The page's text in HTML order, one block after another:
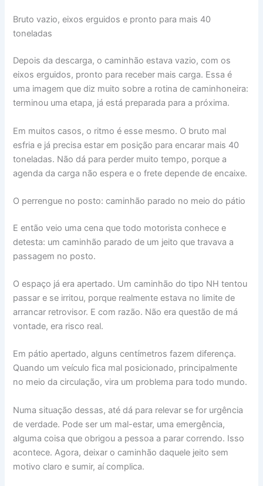
Bruto vazio, eixos erguidos e pronto para mais 40
toneladas
Depois da descarga, o caminhão estava vazio, com os
eixos erguidos, pronto para receber mais carga. Essa é
uma imagem que diz muito sobre a rotina de caminhoneira:
terminou uma etapa, já está preparada para a próxima.
Em muitos casos, o ritmo é esse mesmo. O bruto mal
esfria e já precisa estar em posição para encarar mais 40
toneladas. Não dá para perder muito tempo, porque a
agenda da carga não espera e o frete depende de encaixe.
O perrengue no posto: caminhão parado no meio do pátio
E então veio uma cena que todo motorista conhece e
detesta: um caminhão parado de um jeito que travava a
passagem no posto.
O espaço já era apertado. Um caminhão do tipo NH tentou
passar e se irritou, porque realmente estava no limite de
arrancar retrovisor. E com razão. Não era questão de má
vontade, era risco real.
Em pátio apertado, alguns centímetros fazem diferença.
Quando um veículo fica mal posicionado, principalmente
no meio da circulação, vira um problema para todo mundo.
Numa situação dessas, até dá para relevar se for urgência
de verdade. Pode ser um mal-estar, uma emergência,
alguma coisa que obrigou a pessoa a parar correndo. Isso
acontece. Agora, deixar o caminhão daquele jeito sem
motivo claro e sumir, aí complica.